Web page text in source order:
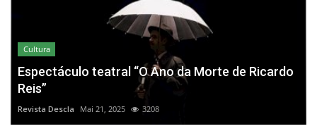
Cultura
Espectáculo teatral “O Ano da Morte de Ricardo
Reis”
Revista Descla Mai 21, 2025 3208